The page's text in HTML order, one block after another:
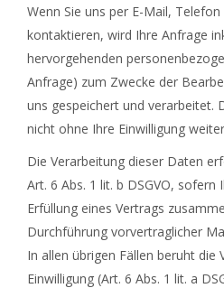
Wenn Sie uns per E-Mail,
kontaktieren, wird Ihre Anfrage
hervorgehenden
Anfrage) zum Zwecke der
uns gespeichert und verarbeitet.
nicht ohne Ihre Einwilligung
Die Verarbeitung dieser Daten
Art. 6 Abs. 1 lit. b DSGVO,
Erfüllung eines Vertrags
Durchführung vorvertraglicher
In allen übrigen Fällen beruht die
Einwilligung (Art. 6 Abs. 1 lit. a